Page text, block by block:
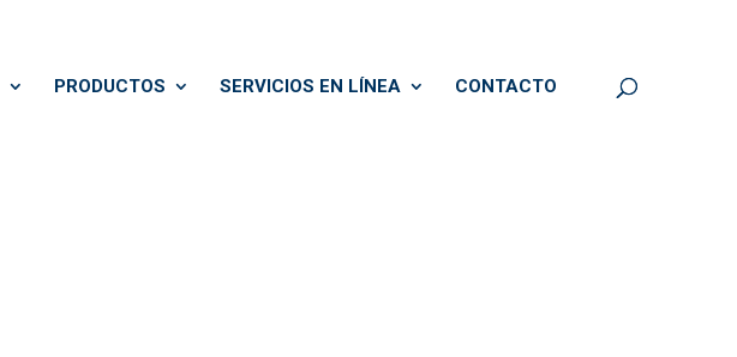
PRODUCTOS SERVICIOS EN LÍNEA CONTACTO